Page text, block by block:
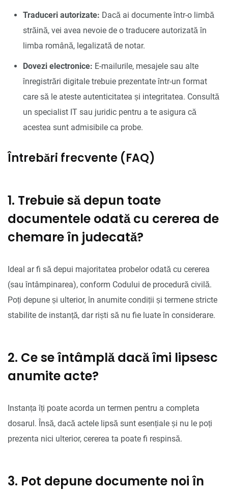
Traduceri autorizate: Dacă ai documente într-o limbă
străină, vei avea nevoie de o traducere autorizată în
limba română, legalizată de notar.
Dovezi electronice: E-mailurile, mesajele sau alte
înregistrări digitale trebuie prezentate într-un format
care să le ateste autenticitatea și integritatea. Consultă
un specialist IT sau juridic pentru a te asigura că
acestea sunt admisibile ca probe.
Întrebări frecvente (FAQ)
1. Trebuie să depun toate
documentele odată cu cererea de
chemare în judecată?
Ideal ar fi să depui majoritatea probelor odată cu cererea
(sau întâmpinarea), conform Codului de procedură civilă.
Poți depune și ulterior, în anumite condiții și termene stricte
stabilite de instanță, dar riști să nu fie luate în considerare.
2. Ce se întâmplă dacă îmi lipsesc
anumite acte?
Instanța îți poate acorda un termen pentru a completa
dosarul. Însă, dacă actele lipsă sunt esențiale și nu le poți
prezenta nici ulterior, cererea ta poate fi respinsă.
3. Pot depune documente noi în